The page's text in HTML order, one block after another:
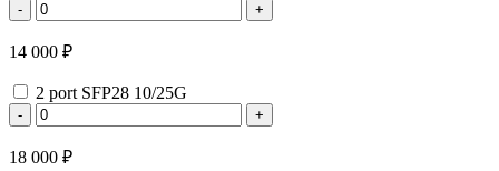
- +
14 000 ₽
2 port SFP28 10/25G
- +
18 000 ₽